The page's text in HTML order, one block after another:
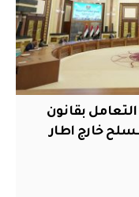
سيتم التعامل بقانون
خارج اطار